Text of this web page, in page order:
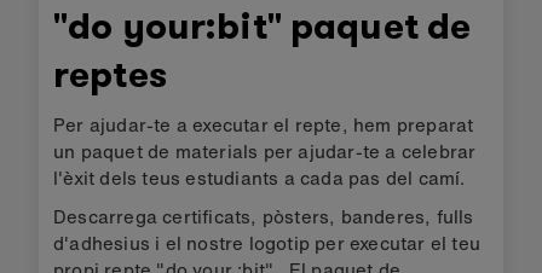
"do your:bit" paquet de
reptes
Per ajudar-te a executar el repte, hem preparat
un paquet de materials per ajudar-te a celebrar
l'èxit dels teus estudiants a cada pas del camí.
Descarrega certificats, pòsters, banderes, fulls
d'adhesius i el nostre logotip per executar el teu